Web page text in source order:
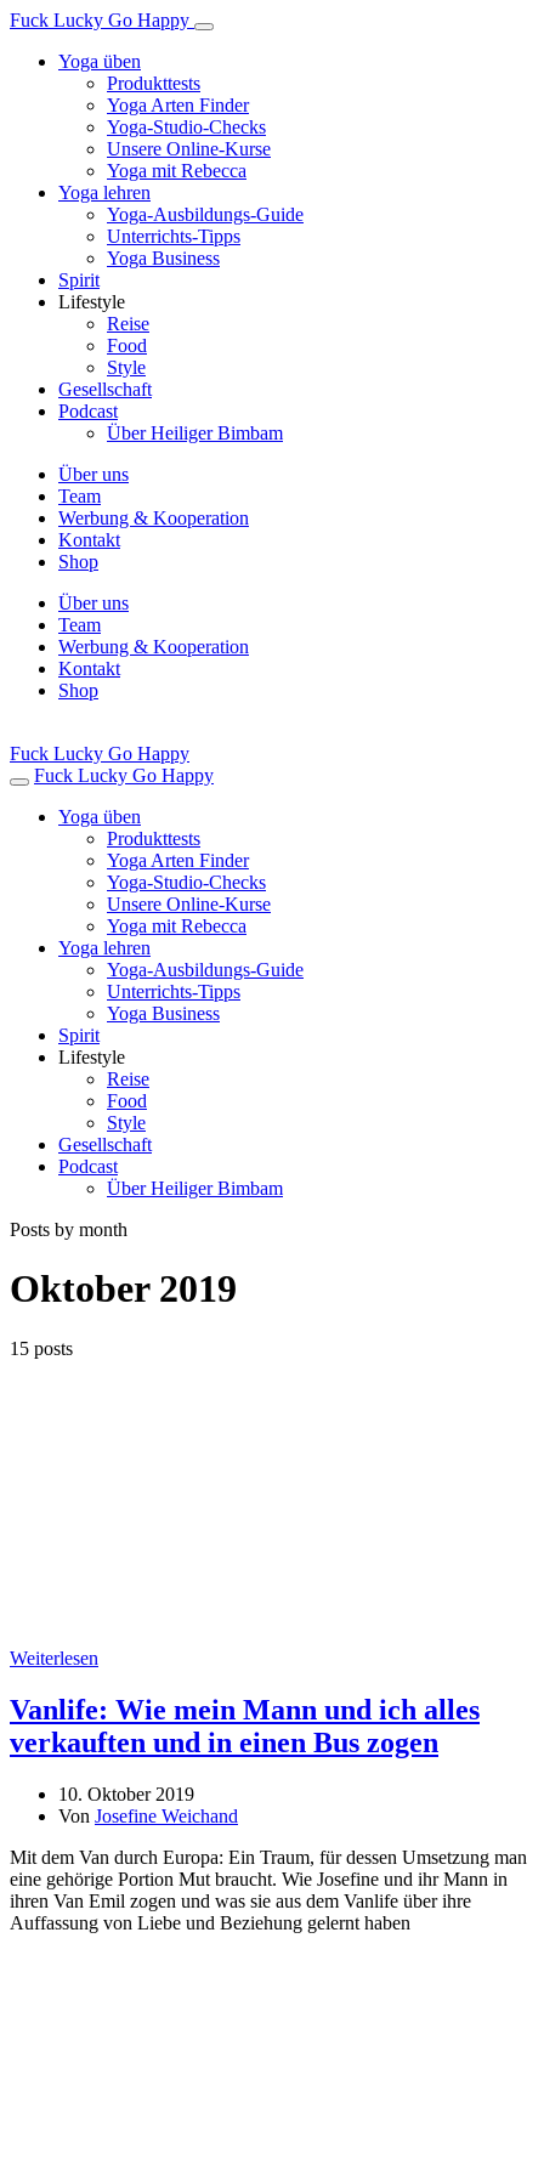
Fuck Lucky Go Happy
Yoga üben
Produkttests
Yoga Arten Finder
Yoga-Studio-Checks
Unsere Online-Kurse
Yoga mit Rebecca
Yoga lehren
Yoga-Ausbildungs-Guide
Unterrichts-Tipps
Yoga Business
Spirit
Lifestyle
Reise
Food
Style
Gesellschaft
Podcast
Über Heiliger Bimbam
Über uns
Team
Werbung & Kooperation
Kontakt
Shop
Über uns
Team
Werbung & Kooperation
Kontakt
Shop
Fuck Lucky Go Happy
Fuck Lucky Go Happy
Yoga üben
Produkttests
Yoga Arten Finder
Yoga-Studio-Checks
Unsere Online-Kurse
Yoga mit Rebecca
Yoga lehren
Yoga-Ausbildungs-Guide
Unterrichts-Tipps
Yoga Business
Spirit
Lifestyle
Reise
Food
Style
Gesellschaft
Podcast
Über Heiliger Bimbam
Posts by month
Oktober 2019
15 posts
Weiterlesen
Vanlife: Wie mein Mann und ich alles
verkauften und in einen Bus zogen
10. Oktober 2019
Von Josefine Weichand
Mit dem Van durch Europa: Ein Traum, für dessen Umsetzung man
eine gehörige Portion Mut braucht. Wie Josefine und ihr Mann in
ihren Van Emil zogen und was sie aus dem Vanlife über ihre
Auffassung von Liebe und Beziehung gelernt haben